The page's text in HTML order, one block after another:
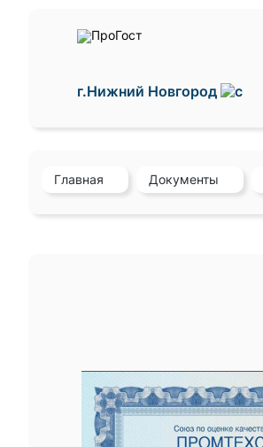
г.Нижний Новгород
Главная Документы